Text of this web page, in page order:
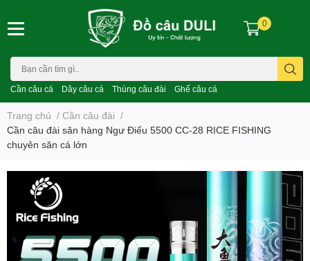
Cần câu cá Dây câu cá Thùng câu đài Ghế câu cá
0
Trang chủ / Cần câu đài /
Cần câu đài săn hàng Ngư Điếu 5500 CC-28 RICE FISHING
chuyên săn cá lớn